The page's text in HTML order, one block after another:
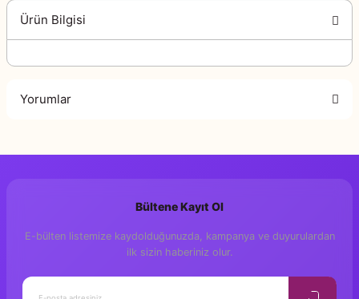
Ürün Bilgisi
Yorumlar
Yorum Yaz
Bültene Kayıt Ol
E-bülten listemize kaydolduğunuzda, kampanya ve duyurulardan
ilk sizin haberiniz olur.